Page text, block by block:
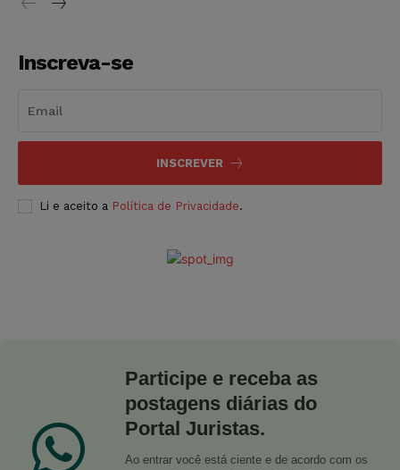
Inscreva-se
INSCREVER
Li e aceito a Política de Privacidade.
Participe e receba as
postagens diárias do
Portal Juristas.
Ao entrar você está ciente e de acordo com os